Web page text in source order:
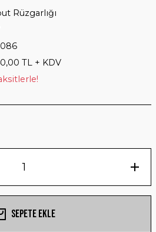
Rüzgarlığı
TL + KDV
Sepete Ekle